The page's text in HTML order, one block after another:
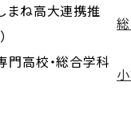
まね高大連携推
門高校・総合学科